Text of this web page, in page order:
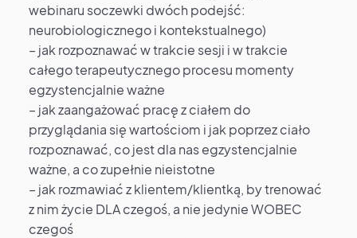
webinaru soczewki dwóch podejść:
neurobiologicznego i kontekstualnego)
– jak rozpoznawać w trakcie sesji i w trakcie
całego terapeutycznego procesu momenty
egzystencjalnie ważne
– jak zaangażować pracę z ciałem do
przyglądania się wartościom i jak poprzez ciało
rozpoznawać, co jest dla nas egzystencjalnie
ważne, a co zupełnie nieistotne
– jak rozmawiać z klientem/klientką, by trenować
z nim życie DLA czegoś, a nie jedynie WOBEC
czegoś